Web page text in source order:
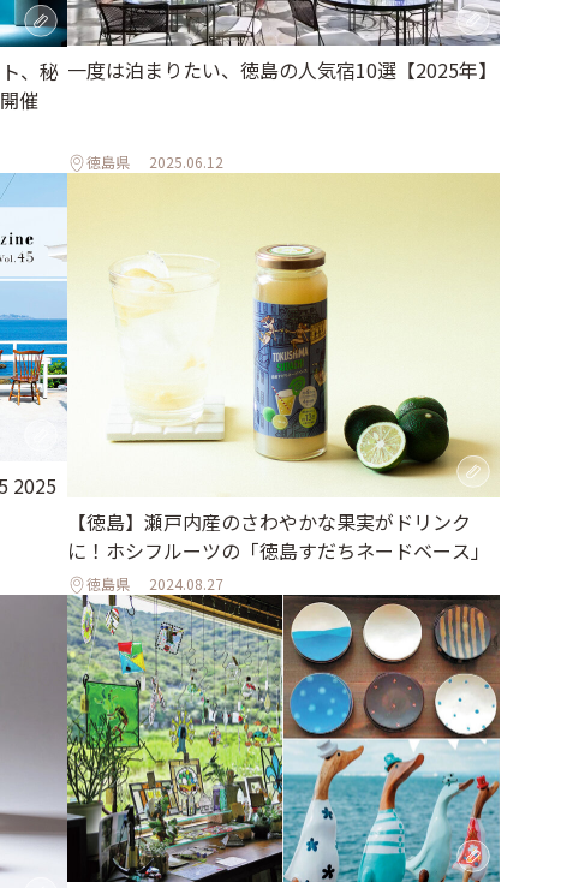
、秘
催
一度は泊まりたい、徳島の人気宿10選【2025年】
徳島県 2025.06.12
2025
【徳島】瀬戸内産のさわやかな果実がドリンク
に！ホシフルーツの「徳島すだちネードベース」
徳島県 2024.08.27